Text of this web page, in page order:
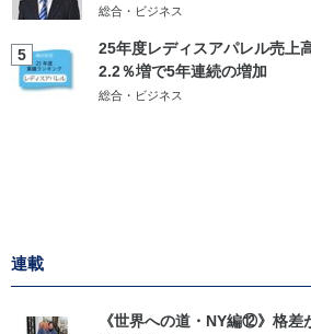
総合・ビジネス
5
25年度レディスアパレル売
2.2％増で5年連続の増加
総合・ビジネス
連載
《世界への道・NY編⑫》格